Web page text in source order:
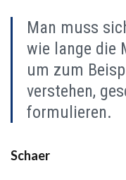
Man muss
wie lange die
um zum
verstehen,
formulieren.
Schaer